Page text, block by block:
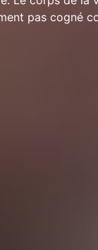
pas cogné